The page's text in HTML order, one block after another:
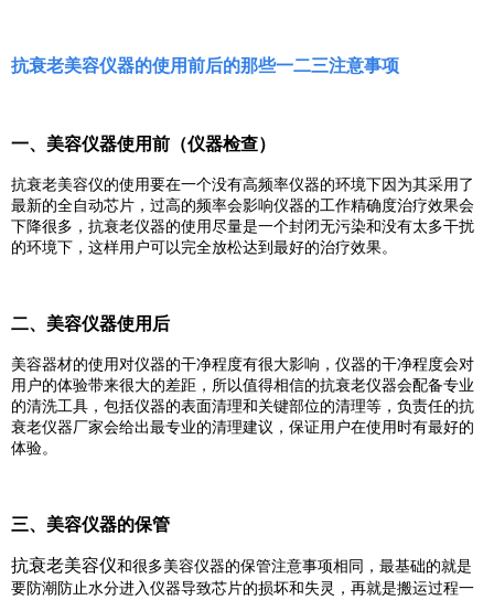
抗衰老美容仪器的使用前后的那些一二三注意事项
一、 美容仪器使用前（仪器检查）
抗衰老美容仪的使用要在一个没有高频率仪器的环境下因为其采用了
最新的全自动芯片，过高的频率会影响仪器的工作精确度治疗效果会
下降很多，抗衰老仪器的使用尽量是一个封闭无污染和没有太多干扰
的环境下，这样用户可以完全放松达到最好的治疗效果。
二、 美容仪器使用后
美容器材的使用对仪器的干净程度有很大影响，仪器的干净程度会对
用户的体验带来很大的差距，所以值得相信的抗衰老仪器会配备专业
的清洗工具，包括仪器的表面清理和关键部位的清理等，负责任的抗
衰老仪器厂家会给出最专业的清理建议，保证用户在使用时有最好的
体验。
三、美容仪器的保管
抗衰老美容仪和很多美容仪器的保管注意事项相同，最基础的就是
要防潮防止水分进入仪器导致芯片的损坏和失灵，再就是搬运过程一